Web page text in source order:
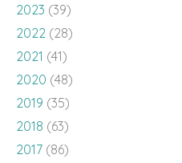
2023 (39)
2022 (28)
2021 (41)
2020 (48)
2019 (35)
2018 (63)
2017 (86)